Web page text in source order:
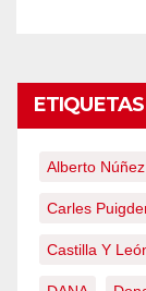
ETIQUETAS
Alberto
Carles
Castilla Y